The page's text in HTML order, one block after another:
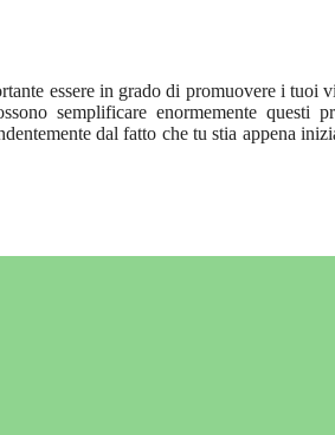
essere in grado di promuovere i tuoi
semplificare enormemente questi
dal fatto che tu stia appena